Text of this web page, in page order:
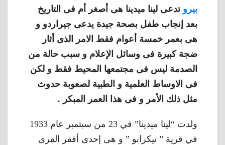
بيرو تدعى لينا ميدينا هى أصغر أم فى التاريخ
بعد إنجاب طفل بصحة جيدة يدعى جيراردو و
هى بعمر خمسة أعوام فقط الامر الذى أثار
ضجة كبيرة فى وسائل الإعلام و سبب حالة من
الصدمة ليس فى مجتمعها المحيط فقط و لكن
فى الاوساط العلمية و الطبية لصعوبة حدوث
مثل ذلك الأمر و فى هذا العمر المبكر .
ولدت “لينا ميدينا” في 23 من سبتمبر عام 1933
في قرية ” تيكرابو ” و هى إحدى أفقر القرى